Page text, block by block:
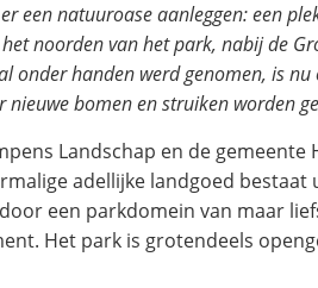
een natuuroase aanleggen: een
noorden van het park, nabij de
onder handen werd genomen, is
nieuwe bomen en struiken worden
Landschap en de
adellijke landgoed
een parkdomein van maar
Het park is grotendeels